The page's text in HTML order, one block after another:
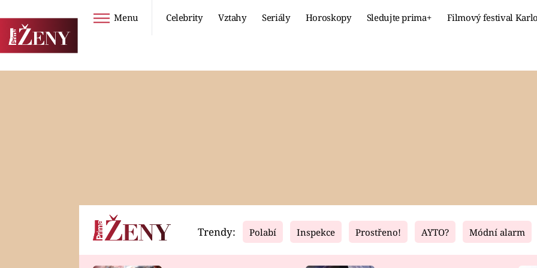
Menu Celebrity Vztahy Seriály Horoskopy Sledujte prima+ Filmový festival
Horoskopy Video Fresh Living
Trendy: Polabí Inspekce Prostřeno! AYTO? Módní alarm